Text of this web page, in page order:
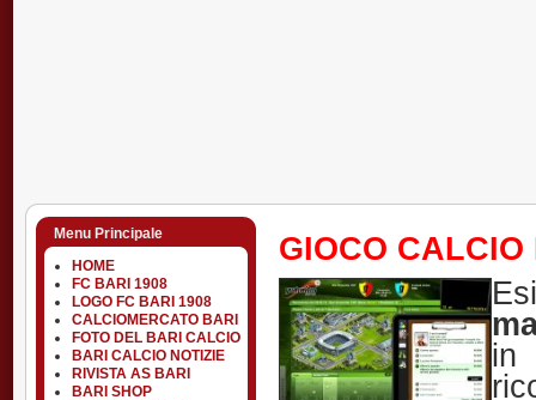
Menu Principale
HOME
FC BARI 1908
LOGO FC BARI 1908
CALCIOMERCATO BARI
FOTO DEL BARI CALCIO
BARI CALCIO NOTIZIE
RIVISTA AS BARI
BARI SHOP
GIOCO